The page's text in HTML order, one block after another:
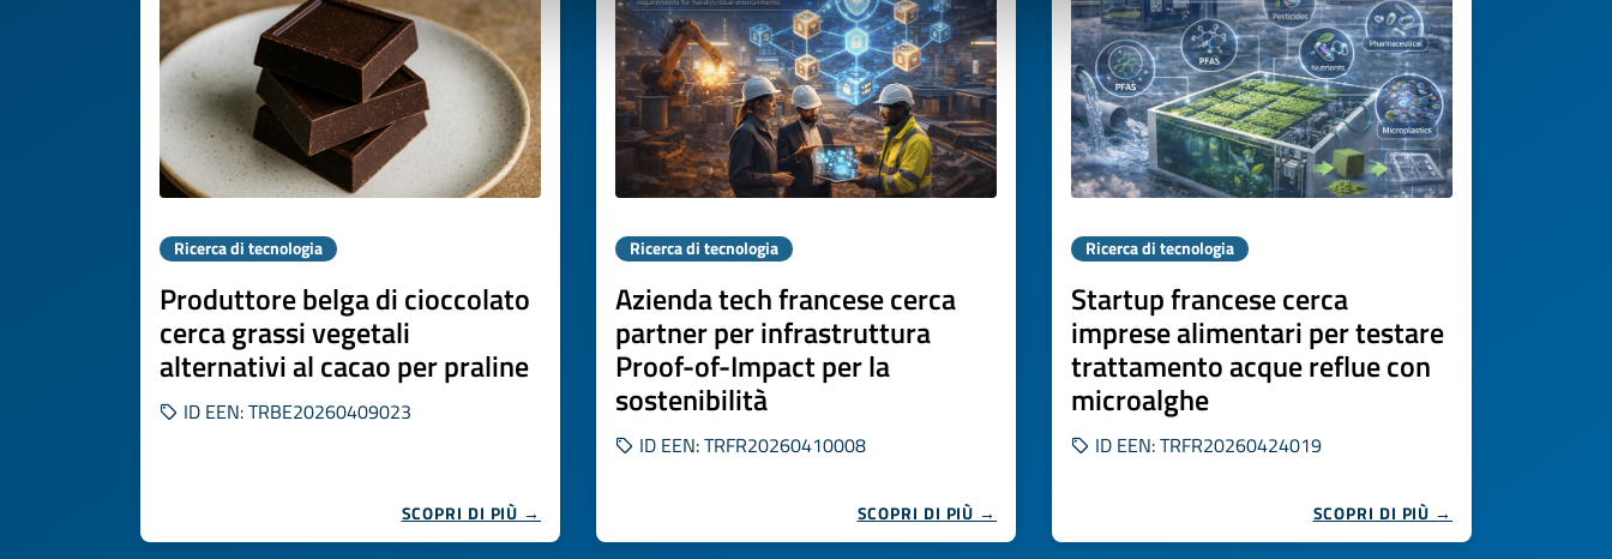
Ricerca di tecnologia
Produttore belga di cioccolato
cerca grassi vegetali
alternativi al cacao per praline
ID EEN: TRBE20260409023
SCOPRI DI PIÙ →
Ricerca di tecnologia
Azienda tech francese cerca
partner per infrastruttura
Proof-of-Impact per la
sostenibilità
ID EEN: TRFR20260410008
SCOPRI DI PIÙ →
Ricerca di tecnologia
Startup francese cerca
imprese alimentari per testare
trattamento acque reflue con
microalghe
ID EEN: TRFR20260424019
SCOPRI DI PIÙ →